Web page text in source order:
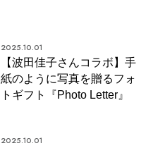
2025.10.01
【波田佳子さんコラボ】手
紙のように写真を贈るフォ
トギフト『Photo Letter』
2025.10.01